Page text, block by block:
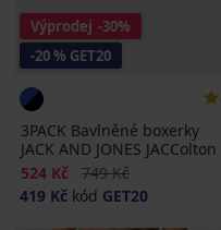
Výprodej -30%
-20 % GET20
3PACK Bavlněné boxerky
JACK AND JONES JACColton
Sleva
524 Kč Původní cena
749 Kč
419 Kč kód GET20